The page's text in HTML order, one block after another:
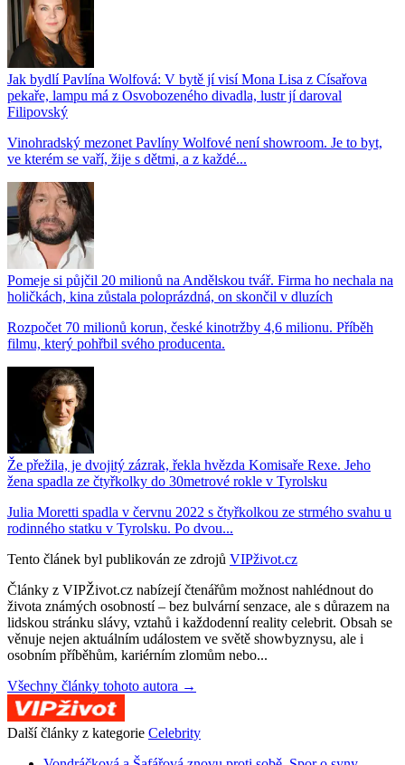
Jak bydlí Pavlína Wolfová: V bytě jí visí Mona Lisa z Císařova
pekaře, lampu má z Osvobozeného divadla, lustr jí daroval
Filipovský
Vinohradský mezonet Pavlíny Wolfové není showroom. Je to byt,
ve kterém se vaří, žije s dětmi, a z každé...
Pomeje si půjčil 20 milionů na Andělskou tvář. Firma ho nechala na
holičkách, kina zůstala poloprázdná, on skončil v dluzích
Rozpočet 70 milionů korun, české kinotržby 4,6 milionu. Příběh
filmu, který pohřbil svého producenta.
Že přežila, je dvojitý zázrak, řekla hvězda Komisaře Rexe. Jeho
žena spadla ze čtyřkolky do 30metrové rokle v Tyrolsku
Julia Moretti spadla v červnu 2022 s čtyřkolkou ze strmého svahu u
rodinného statku v Tyrolsku. Po dvou...
Tento článek byl publikován ze zdrojů VIPživot.cz
Články z VIPŽivot.cz nabízejí čtenářům možnost nahlédnout do
života známých osobností – bez bulvární senzace, ale s důrazem na
lidskou stránku slávy, vztahů i každodenní reality celebrit. Obsah se
věnuje nejen aktuálním událostem ve světě showbyznysu, ale i
osobním příběhům, kariérním zlomům nebo...
Všechny články tohoto autora →
Další články z kategorie Celebrity